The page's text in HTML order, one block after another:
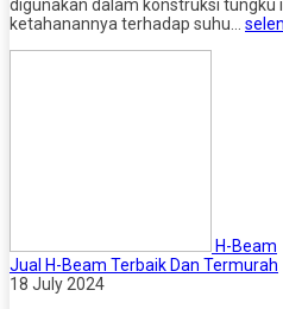
digunakan dalam konstruksi tungku
ketahanannya terhadap suhu…
H-Beam
Jual H-Beam Terbaik Dan Termurah
18 July 2024